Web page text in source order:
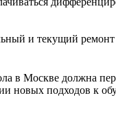
и текущий
в Москве должна
новых подходов к